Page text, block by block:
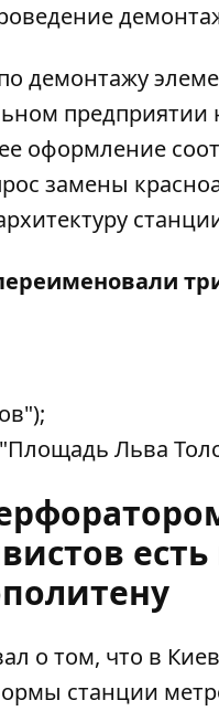
демонтажу
предприятии
оформление
замены
Льва
о том, что в
станции